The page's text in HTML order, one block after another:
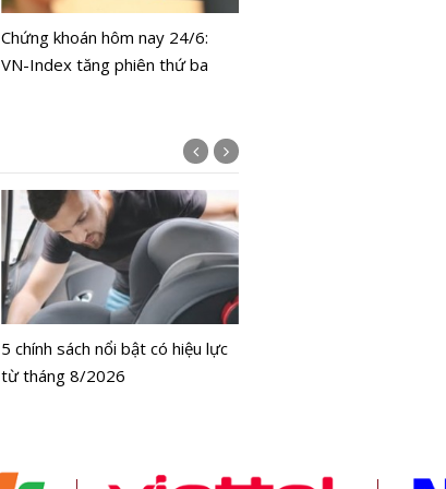
Chứng khoán hôm nay 24/6:
VN-Index tăng phiên thứ ba
5 chính sách nổi bật có hiệu lực
từ tháng 8/2026